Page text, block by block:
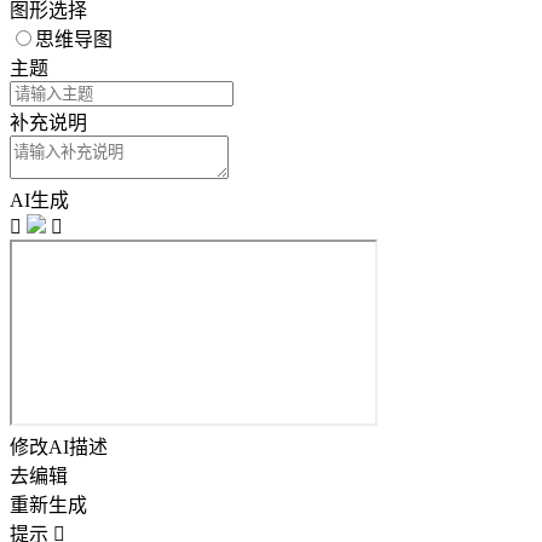
图形选择
思维导图
主题
补充说明
AI生成


修改AI描述
去编辑
重新生成
提示 